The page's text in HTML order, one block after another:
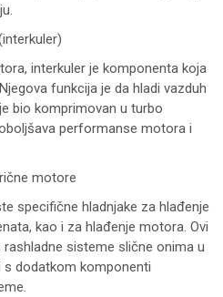
interkuler je komponenta koja
funkcija je da hladi vazduh
bio komprimovan u turbo
performanse motora i
motore
specifične hladnjake za hlađenje
kao i za hlađenje motora. Ovi
sisteme slične onima u
s dodatkom komponenti